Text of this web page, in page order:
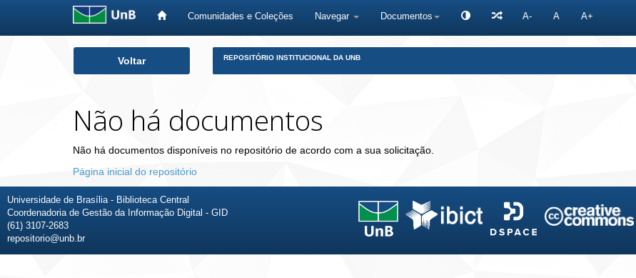
Comunidades e Coleções Navegar Documentos A- A A+
Voltar REPOSITÓRIO INSTITUCIONAL DA UNB
Não há documentos
Não há documentos disponíveis no repositório de acordo com a sua solicitação.
Página inicial do repositório
Universidade de Brasília - Biblioteca Central
Coordenadoria de Gestão da Informação Digital - GID
(61) 3107-2683
repositorio@unb.br